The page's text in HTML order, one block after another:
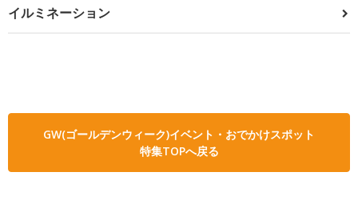
イルミネーション
GW(ゴールデンウィーク)イベント・おでかけスポット
特集TOPへ戻る